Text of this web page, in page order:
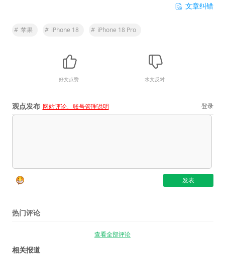
文章纠错
# 苹果 # iPhone 18 # iPhone 18 Pro
好文点赞 水文反对
观点发布 网站评论、账号管理说明 登录
热门评论
查看全部评论
相关报道